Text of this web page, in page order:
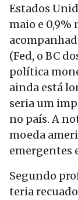
Estados
maio e 0,9%
(Fed, o BC
política
ainda está
seria um
no país. A
moeda
emergentes
Segundo
teria